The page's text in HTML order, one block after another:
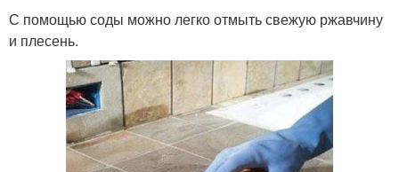
С помощью соды можно легко отмыть свежую ржавчину
и плесень.